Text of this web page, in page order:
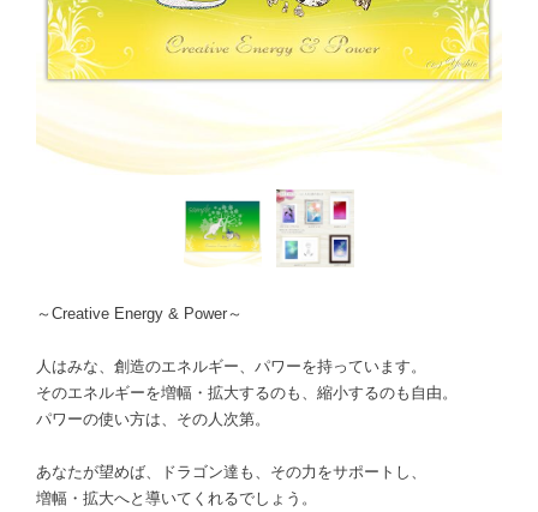
～Creative Energy & Power～
人はみな、創造のエネルギー、パワーを持っています。
そのエネルギーを増幅・拡大するのも、縮小するのも自由。
パワーの使い方は、その人次第。
あなたが望めば、ドラゴン達も、その力をサポートし、
増幅・拡大へと導いてくれるでしょう。